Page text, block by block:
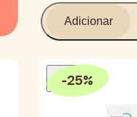
Adicionar
-25%